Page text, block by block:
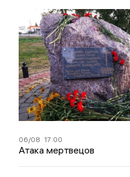
06/08 17:00
Атака мертвецов